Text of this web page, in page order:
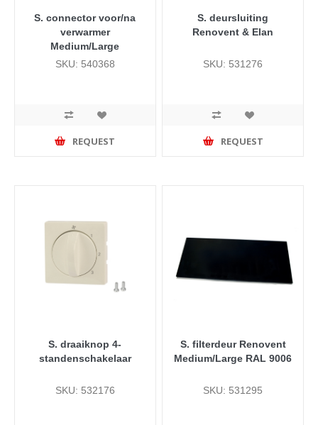
S. connector voor/na
verwarmer
Medium/Large
SKU: 540368
REQUEST
S. deursluiting
Renovent & Elan
SKU: 531276
REQUEST
S. draaiknop 4-
standenschakelaar
SKU: 532176
S. filterdeur Renovent
Medium/Large RAL 9006
SKU: 531295